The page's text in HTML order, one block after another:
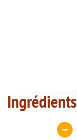
Ingrédients